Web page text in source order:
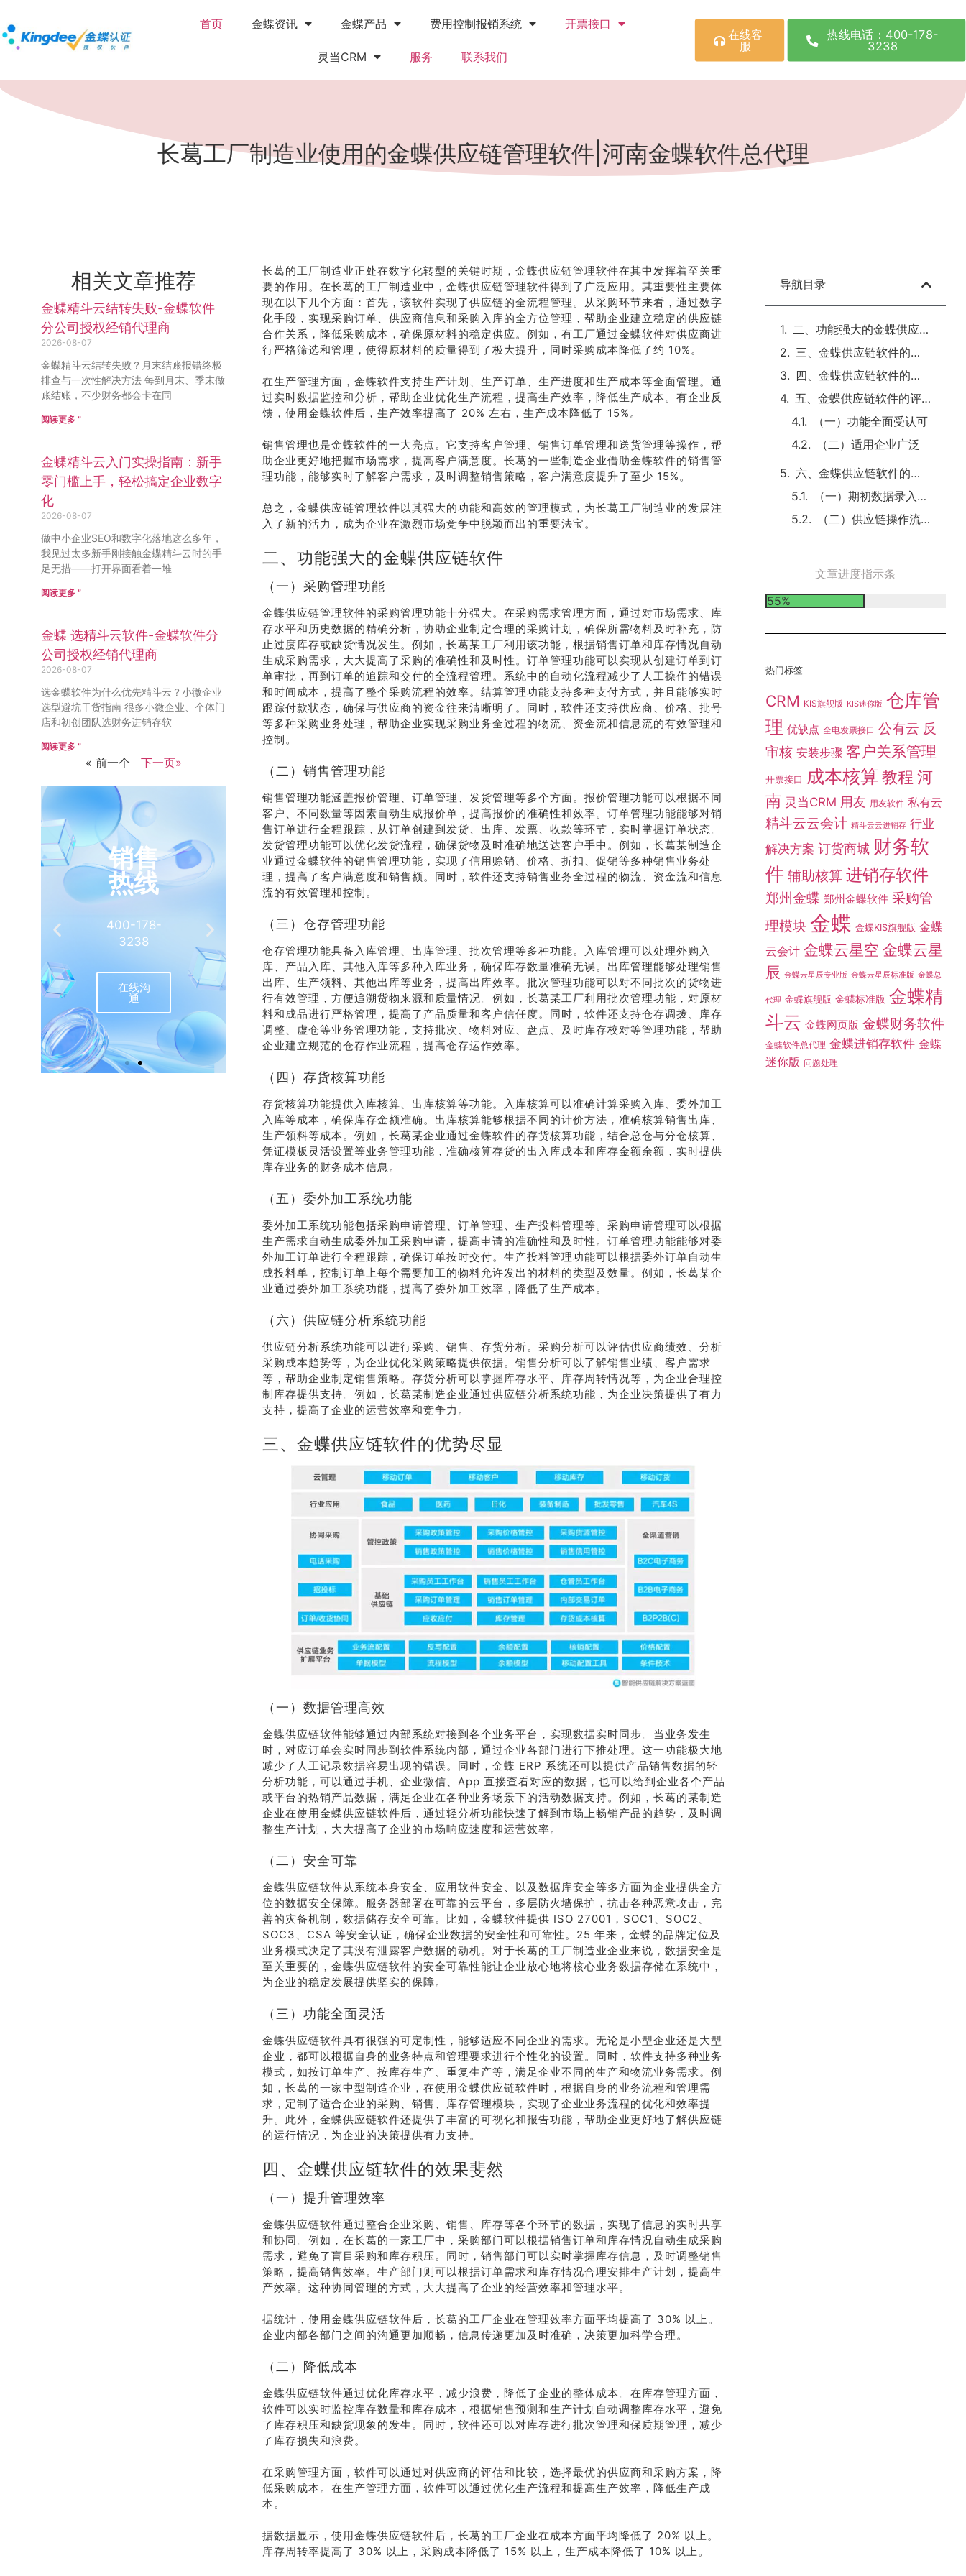
首页 金蝶资讯 金蝶产品 费用控制报销系统 开票接口
灵当CRM 服务 联系我们
在线客
服
热线电话：400-178-
3238
长葛工厂制造业使用的金蝶供应链管理软件|河南金蝶软件总代理
相关文章推荐
金蝶精斗云结转失败-金蝶软件
分公司授权经销代理商
2026-08-07
金蝶精斗云结转失败？月末结账报错终极
排查与一次性解决方法 每到月末、季末做
账结账，不少财务都会卡在同
阅读更多 ”
金蝶精斗云入门实操指南：新手
零门槛上手，轻松搞定企业数字
化
2026-08-07
做中小企业SEO和数字化落地这么多年，
我见过太多新手刚接触金蝶精斗云时的手
足无措——打开界面看着一堆
阅读更多 ”
金蝶 选精斗云软件-金蝶软件分
公司授权经销代理商
2026-08-07
选金蝶软件为什么优先精斗云？小微企业
选型避坑干货指南 很多小微企业、个体门
店和初创团队选财务进销存软
阅读更多 ”
« 前一个 下一页»
销售
热线
400-178-
3238
在线沟
通
推荐
有礼
介绍客户豪礼
相送
联系我
们
销售
热线
在线沟
通
长葛的工厂制造业正处在数字化转型的关键时期，金蝶供应链管理软件在其中发挥着至关重
要的作用。在长葛的工厂制造业中，金蝶供应链管理软件得到了广泛应用。其重要性主要体
现在以下几个方面：首先，该软件实现了供应链的全流程管理。从采购环节来看，通过数字
化手段，实现采购订单、供应商信息和采购入库的全方位管理，帮助企业建立稳定的供应链
合作关系，降低采购成本，确保原材料的稳定供应。例如，有工厂通过金蝶软件对供应商进
行严格筛选和管理，使得原材料的质量得到了极大提升，同时采购成本降低了约 10%。
在生产管理方面，金蝶软件支持生产计划、生产订单、生产进度和生产成本等全面管理。通
过实时数据监控和分析，帮助企业优化生产流程，提高生产效率，降低生产成本。有企业反
馈，使用金蝶软件后，生产效率提高了 20% 左右，生产成本降低了 15%。
销售管理也是金蝶软件的一大亮点。它支持客户管理、销售订单管理和送货管理等操作，帮
助企业更好地把握市场需求，提高客户满意度。长葛的一些制造企业借助金蝶软件的销售管
理功能，能够实时了解客户需求，及时调整销售策略，客户满意度提升了至少 15%。
总之，金蝶供应链管理软件以其强大的功能和高效的管理模式，为长葛工厂制造业的发展注
入了新的活力，成为企业在激烈市场竞争中脱颖而出的重要法宝。
二、功能强大的金蝶供应链软件
（一）采购管理功能
金蝶供应链管理软件的采购管理功能十分强大。在采购需求管理方面，通过对市场需求、库
存水平和历史数据的精确分析，协助企业制定合理的采购计划，确保所需物料及时补充，防
止过度库存或缺货情况发生。例如，长葛某工厂利用该功能，根据销售订单和库存情况自动
生成采购需求，大大提高了采购的准确性和及时性。订单管理功能可以实现从创建订单到订
单审批，再到订单的追踪和交付的全流程管理。系统中的自动化流程减少了人工操作的错误
和时间成本，提高了整个采购流程的效率。结算管理功能支持多种支付方式，并且能够实时
跟踪付款状态，确保与供应商的资金往来清晰明了。同时，软件还支持供应商、价格、批号
等多种采购业务处理，帮助企业实现采购业务全过程的物流、资金流和信息流的有效管理和
控制。
（二）销售管理功能
销售管理功能涵盖报价管理、订单管理、发货管理等多个方面。报价管理功能可以根据不同
客户、不同数量等因素自动生成报价单，提高报价的准确性和效率。订单管理功能能够对销
售订单进行全程跟踪，从订单创建到发货、出库、发票、收款等环节，实时掌握订单状态。
发货管理功能可以优化发货流程，确保货物及时准确地送达客户手中。例如，长葛某制造企
业通过金蝶软件的销售管理功能，实现了信用赊销、价格、折扣、促销等多种销售业务处
理，提高了客户满意度和销售额。同时，软件还支持销售业务全过程的物流、资金流和信息
流的有效管理和控制。
（三）仓存管理功能
仓存管理功能具备入库管理、出库管理、批次管理等多种功能。入库管理可以处理外购入
库、产品入库、其他入库等多种入库业务，确保库存数量准确无误。出库管理能够处理销售
出库、生产领料、其他出库等业务，提高出库效率。批次管理功能可以对不同批次的货物进
行有效管理，方便追溯货物来源和质量情况。例如，长葛某工厂利用批次管理功能，对原材
料和成品进行严格管理，提高了产品质量和客户信任度。同时，软件还支持仓存调拨、库存
调整、虚仓等业务管理功能，支持批次、物料对应、盘点、及时库存校对等管理功能，帮助
企业建立规范的仓存作业流程，提高仓存运作效率。
（四）存货核算功能
存货核算功能提供入库核算、出库核算等功能。入库核算可以准确计算采购入库、委外加工
入库等成本，确保库存金额准确。出库核算能够根据不同的计价方法，准确核算销售出库、
生产领料等成本。例如，长葛某企业通过金蝶软件的存货核算功能，结合总仓与分仓核算、
凭证模板灵活设置等业务管理功能，准确核算存货的出入库成本和库存金额余额，实时提供
库存业务的财务成本信息。
（五）委外加工系统功能
委外加工系统功能包括采购申请管理、订单管理、生产投料管理等。采购申请管理可以根据
生产需求自动生成委外加工采购申请，提高申请的准确性和及时性。订单管理功能能够对委
外加工订单进行全程跟踪，确保订单按时交付。生产投料管理功能可以根据委外订单自动生
成投料单，控制订单上每个需要加工的物料允许发出的材料的类型及数量。例如，长葛某企
业通过委外加工系统功能，提高了委外加工效率，降低了生产成本。
（六）供应链分析系统功能
供应链分析系统功能可以进行采购、销售、存货分析。采购分析可以评估供应商绩效、分析
采购成本趋势等，为企业优化采购策略提供依据。销售分析可以了解销售业绩、客户需求
等，帮助企业制定销售策略。存货分析可以掌握库存水平、库存周转情况等，为企业合理控
制库存提供支持。例如，长葛某制造企业通过供应链分析系统功能，为企业决策提供了有力
支持，提高了企业的运营效率和竞争力。
三、金蝶供应链软件的优势尽显
（一）数据管理高效
金蝶供应链软件能够通过内部系统对接到各个业务平台，实现数据实时同步。当业务发生
时，对应订单会实时同步到软件系统内部，通过企业各部门进行下推处理。这一功能极大地
减少了人工记录数据容易出现的错误。同时，金蝶 ERP 系统还可以提供产品销售数据的轻
分析功能，可以通过手机、企业微信、App 直接查看对应的数据，也可以给到企业各个产品
或平台的热销产品数据，满足企业在各种业务场景下的活动数据支持。例如，长葛的某制造
企业在使用金蝶供应链软件后，通过轻分析功能快速了解到市场上畅销产品的趋势，及时调
整生产计划，大大提高了企业的市场响应速度和运营效率。
（二）安全可靠
金蝶供应链软件从系统本身安全、应用软件安全、以及数据库安全等多方面为企业提供全方
位的数据安全保障。服务器部署在可靠的云平台，多层防火墙保护，抗击各种恶意攻击，完
善的灾备机制，数据储存安全可靠。比如，金蝶软件提供 ISO 27001，SOC1、SOC2、
SOC3、CSA 等安全认证，确保企业数据的安全性和可靠性。25 年来，金蝶的品牌定位及
业务模式决定了其没有泄露客户数据的动机。对于长葛的工厂制造业企业来说，数据安全是
至关重要的，金蝶供应链软件的安全可靠性能让企业放心地将核心业务数据存储在系统中，
为企业的稳定发展提供坚实的保障。
（三）功能全面灵活
金蝶供应链软件具有很强的可定制性，能够适应不同企业的需求。无论是小型企业还是大型
企业，都可以根据自身的业务特点和管理要求进行个性化的设置。同时，软件支持多种业务
模式，如按订单生产、按库存生产、重复生产等，满足企业不同的生产和物流业务需求。例
如，长葛的一家中型制造企业，在使用金蝶供应链软件时，根据自身的业务流程和管理需
求，定制了适合企业的采购、销售、库存管理模块，实现了企业业务流程的优化和效率提
升。此外，金蝶供应链软件还提供了丰富的可视化和报告功能，帮助企业更好地了解供应链
的运行情况，为企业的决策提供有力支持。
四、金蝶供应链软件的效果斐然
（一）提升管理效率
金蝶供应链软件通过整合企业采购、销售、库存等各个环节的数据，实现了信息的实时共享
和协同。例如，在长葛的一家工厂中，采购部门可以根据销售订单和库存情况自动生成采购
需求，避免了盲目采购和库存积压。同时，销售部门可以实时掌握库存信息，及时调整销售
策略，提高销售效率。生产部门则可以根据订单需求和库存情况合理安排生产计划，提高生
产效率。这种协同管理的方式，大大提高了企业的经营效率和管理水平。
据统计，使用金蝶供应链软件后，长葛的工厂企业在管理效率方面平均提高了 30% 以上。
企业内部各部门之间的沟通更加顺畅，信息传递更加及时准确，决策更加科学合理。
（二）降低成本
金蝶供应链软件通过优化库存水平，减少浪费，降低了企业的整体成本。在库存管理方面，
软件可以实时监控库存数量和库存成本，根据销售预测和生产计划自动调整库存水平，避免
了库存积压和缺货现象的发生。同时，软件还可以对库存进行批次管理和保质期管理，减少
了库存损失和浪费。
在采购管理方面，软件可以通过对供应商的评估和比较，选择最优的供应商和采购方案，降
低采购成本。在生产管理方面，软件可以通过优化生产流程和提高生产效率，降低生产成
本。
据数据显示，使用金蝶供应链软件后，长葛的工厂企业在成本方面平均降低了 20% 以上。
库存周转率提高了 30% 以上，采购成本降低了 15% 以上，生产成本降低了 10% 以上。
导航目录
二、功能强大的金蝶供应链软件
三、金蝶供应链软件的优势尽显
四、金蝶供应链软件的效果斐然
五、金蝶供应链软件的评价颇高
（一）功能全面受认可
（二）适用企业广泛
六、金蝶供应链软件的使用案例丰富
文章进度指示条
理 优缺点
审核 安装步骤 客户关系管理
开票接口 成本核算教程河
南 灵当CRM 用友 用友软件 私有云
精斗云云会计 精斗云云进销存 行业
解决方案 订货商城 财务软
件 辅助核算 进销存软件
郑州金蝶 郑州金蝶软件 采购管
理模块 金蝶 金蝶KIS旗舰版 金蝶
云会计 金蝶云星空金蝶云星
辰 金蝶云星辰专业版 金蝶云星辰标准版 金蝶总
代理 金蝶旗舰版 金蝶标准版 金蝶精
斗云 金蝶网页版 金蝶财务软件
金蝶软件总代理 金蝶进销存软件 金蝶
迷你版